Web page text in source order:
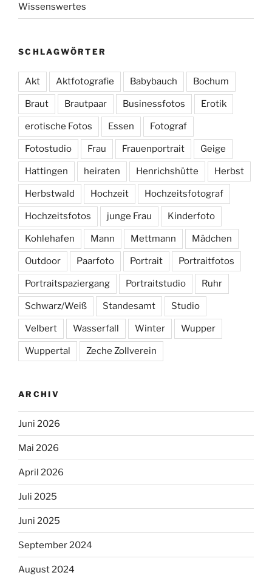
Wissenswertes
SCHLAGWÖRTER
Akt Aktfotografie Babybauch Bochum
Braut Brautpaar Businessfotos Erotik
erotische Fotos Essen Fotograf
Fotostudio Frau Frauenportrait Geige
Hattingen heiraten Henrichshütte Herbst
Herbstwald Hochzeit Hochzeitsfotograf
Hochzeitsfotos junge Frau Kinderfoto
Kohlehafen Mann Mettmann Mädchen
Outdoor Paarfoto Portrait Portraitfotos
Portraitspaziergang Portraitstudio Ruhr
Schwarz/Weiß Standesamt Studio
Velbert Wasserfall Winter Wupper
Wuppertal Zeche Zollverein
ARCHIV
Juni 2026
Mai 2026
April 2026
Juli 2025
Juni 2025
September 2024
August 2024